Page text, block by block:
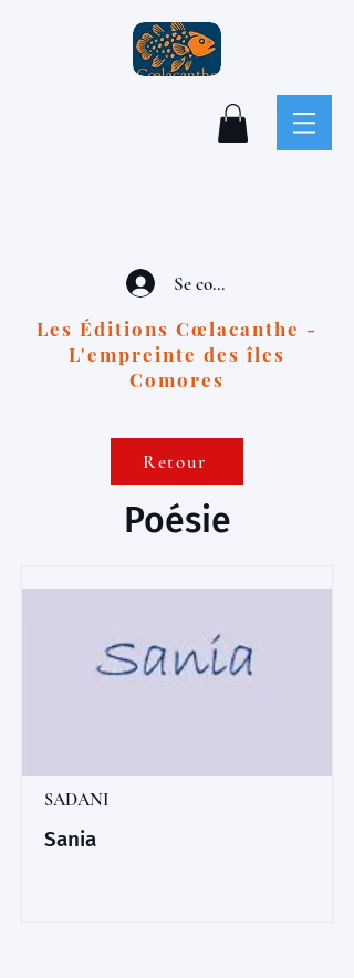
Se connecter
Les Éditions Cœlacanthe -
L'empreinte des îles
Comores
Retour
Poésie
SADANI
Sania